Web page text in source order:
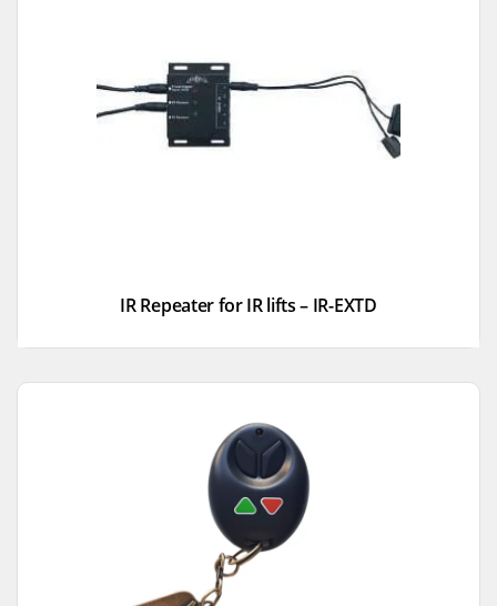
IR Repeater for IR lifts – IR-EXTD